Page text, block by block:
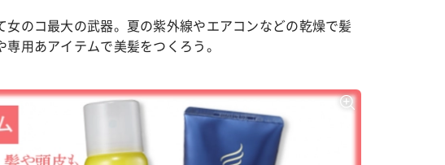
女のコ最大の武器。夏の紫外線やエアコンなどの乾燥で髪
用あアイテムで美髪をつくろう。